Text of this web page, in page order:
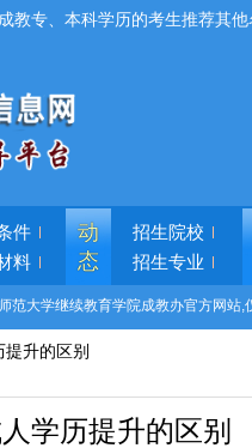
教专、本科学历的考生推荐其
件
料
动
态
招生院校
招生专业
大学继续教育学院成教办官方网站
升的区别
学历提升的区别